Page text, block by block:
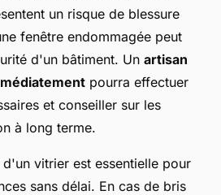
un risque de blessure
fenêtre endommagée peut
d'un bâtiment. Un artisan
pourra effectuer
et conseiller sur les
à long terme.
d'un vitrier est essentielle pour
sans délai. En cas de bris